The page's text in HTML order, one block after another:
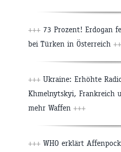
+++ 73 Prozent! Erdogan
bei Türken in Österreich
+++ Ukraine: Erhöhte
Khmelnytskyi, Frankreich
mehr Waffen +++
+++ WHO erklärt